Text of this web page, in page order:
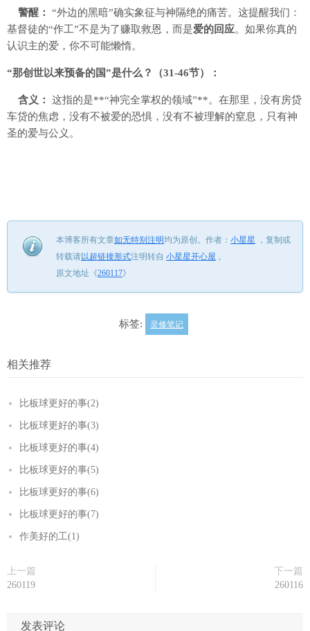
警醒：
“外边的黑暗”确实象征与神隔绝的痛苦。这提醒我们：
基督徒的“作工”不是为了赚取救恩，而是爱的回应。如果你真的
认识主的爱，你不可能懒惰。
“那创世以来预备的国”是什么？（31-46节）：
含义：
这指的是**“神完全掌权的领域”**。在那里，没有房贷
车贷的焦虑，没有不被爱的恐惧，没有不被理解的窒息，只有神
圣的爱与公义。
本博客所有文章如无特别注明均为原创。 作者： 小星星 ， 复制或
转载请以超链接形式注明转自 小星星开心屋 。
原文地址《260117》
标签: 灵修笔记
相关推荐
比板球更好的事(2)
比板球更好的事(3)
比板球更好的事(4)
比板球更好的事(5)
比板球更好的事(6)
比板球更好的事(7)
作美好的工(1)
上一篇
260119
下一篇
260116
发表评论